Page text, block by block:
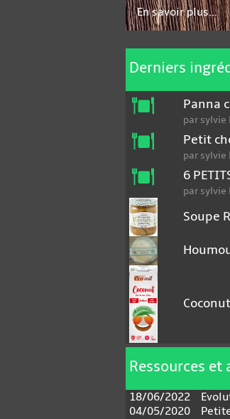
En savoir plus...
Derniers
Panna
par
Petit
par
6
par
Soupe
Ressources et
18/06/2022
04/05/2020